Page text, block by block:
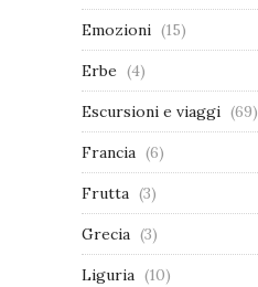
Emozioni (15)
Erbe (4)
Escursioni e viaggi (69)
Francia (6)
Frutta (3)
Grecia (3)
Liguria (10)